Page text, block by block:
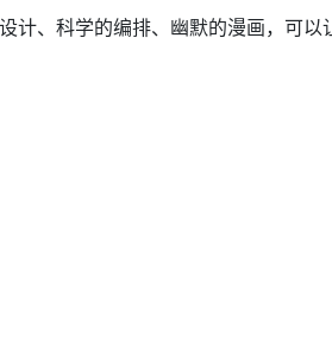
、科学的编排、幽默的漫画，可以